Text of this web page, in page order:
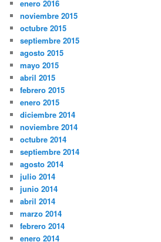
enero 2016
noviembre 2015
octubre 2015
septiembre 2015
agosto 2015
mayo 2015
abril 2015
febrero 2015
enero 2015
diciembre 2014
noviembre 2014
octubre 2014
septiembre 2014
agosto 2014
julio 2014
junio 2014
abril 2014
marzo 2014
febrero 2014
enero 2014